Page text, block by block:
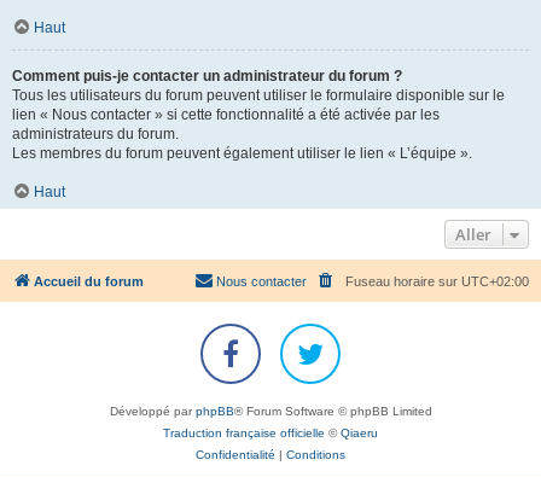
Haut
Comment puis-je contacter un administrateur du forum ?
Tous les utilisateurs du forum peuvent utiliser le formulaire disponible sur le
lien « Nous contacter » si cette fonctionnalité a été activée par les
administrateurs du forum.
Les membres du forum peuvent également utiliser le lien « L’équipe ».
Haut
Aller
Accueil du forum Fuseau horaire sur UTC+02:00
Nous contacter
Développé parphpBB® Forum Software © phpBB Limited
Traduction française officielle ©Qiaeru
Confidentialité
Conditions